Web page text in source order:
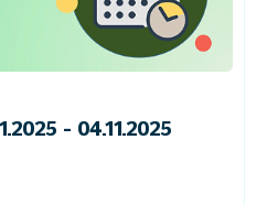
- 04.11.2025